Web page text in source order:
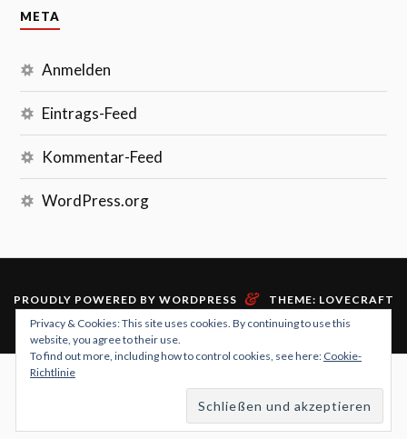
META
Anmelden
Eintrags-Feed
Kommentar-Feed
WordPress.org
PROUDLY POWERED BY WORDPRESS &
THEME: LOVECRAFT
VON
ANDERS NOREN .
Privacy & Cookies: This site uses cookies. By continuing to use this
website, you agree to their use.
To find out more, including how to control cookies, see here: Cookie-
Richtlinie